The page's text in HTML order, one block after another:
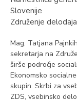
Slovenije
Združenje
Mag. Tatjana
sekretarja na
širše področje
Ekonomsko
skupin. Skrbi za
ZDS, vsebinsko